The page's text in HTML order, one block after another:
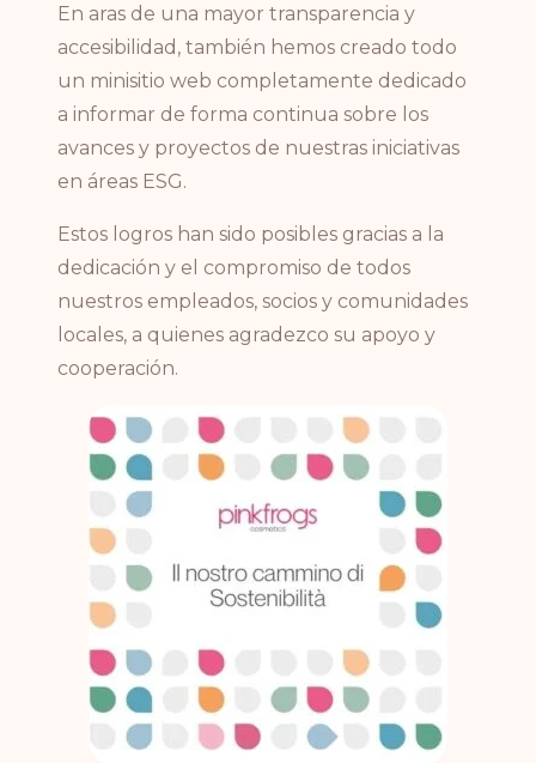
En aras de una mayor transparencia y
accesibilidad, también hemos creado todo
un minisitio web completamente dedicado
a informar de forma continua sobre los
avances y proyectos de nuestras iniciativas
en áreas ESG.
Estos logros han sido posibles gracias a la
dedicación y el compromiso de todos
nuestros empleados, socios y comunidades
locales, a quienes agradezco su apoyo y
cooperación.